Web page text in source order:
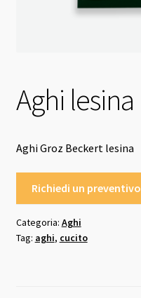
Aghi lesina
Aghi Groz Beckert lesina
Richiedi un preventivo
Categoria: Aghi
Tag: aghi, cucito